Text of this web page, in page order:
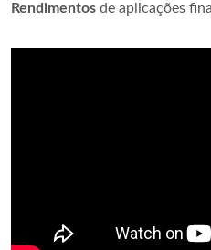
Rendimentos de aplicações